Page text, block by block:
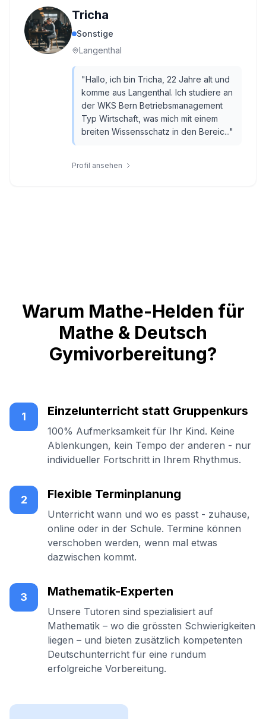
Tricha
Sonstige
Langenthal
"Hallo, ich bin Tricha, 22 Jahre alt und
komme aus Langenthal. Ich studiere an
der WKS Bern Betriebsmanagement
Typ Wirtschaft, was mich mit einem
breiten Wissensschatz in den Bereic..."
Profil ansehen
Warum Mathe-Helden für
Mathe & Deutsch
Gymivorbereitung?
1 Einzelunterricht statt Gruppenkurs
100% Aufmerksamkeit für Ihr Kind. Keine
Ablenkungen, kein Tempo der anderen - nur
individueller Fortschritt in Ihrem Rhythmus.
2 Flexible Terminplanung
Unterricht wann und wo es passt - zuhause,
online oder in der Schule. Termine können
verschoben werden, wenn mal etwas
dazwischen kommt.
3 Mathematik-Experten
Unsere Tutoren sind spezialisiert auf
Mathematik – wo die grössten Schwierigkeiten
liegen – und bieten zusätzlich kompetenten
Deutschunterricht für eine rundum
erfolgreiche Vorbereitung.